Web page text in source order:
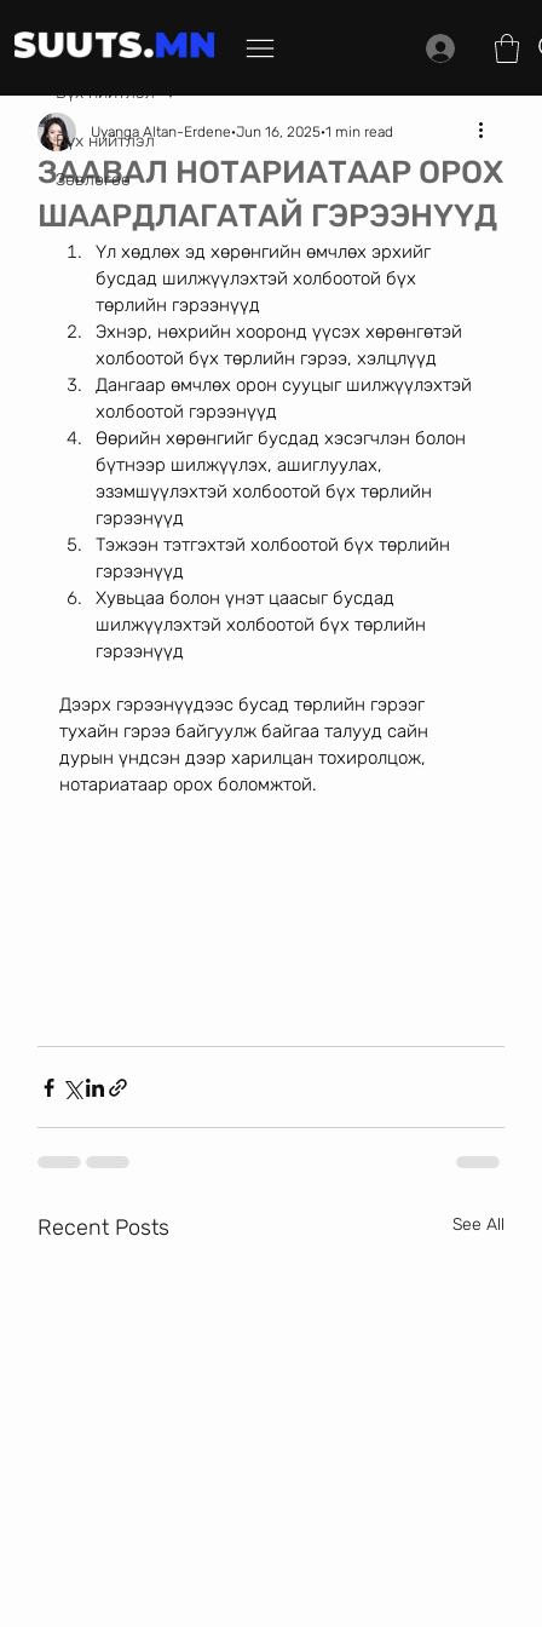
Бүх нийтлэл
Зөвлөгөө
Бүх нийтлэл
ЗААВАЛ НОТАРИАТААР ОРОХ
ШААРДЛАГАТАЙ ГЭРЭЭНҮҮД
Uyanga Altan-Erdene Jun 16, 2025 1 min read
Үл хөдлөх эд хөрөнгийн өмчлөх эрхийг
бусдад шилжүүлэхтэй холбоотой бүх
төрлийн гэрээнүүд
Эхнэр, нөхрийн хооронд үүсэх хөрөнгөтэй
холбоотой бүх төрлийн гэрээ, хэлцлүүд
Дангаар өмчлөх орон сууцыг шилжүүлэхтэй
холбоотой гэрээнүүд
Өөрийн хөрөнгийг бусдад хэсэгчлэн болон
бүтнээр шилжүүлэх, ашиглуулах,
эзэмшүүлэхтэй холбоотой бүх төрлийн
гэрээнүүд
Тэжээн тэтгэхтэй холбоотой бүх төрлийн
гэрээнүүд
Хувьцаа болон үнэт цаасыг бусдад
шилжүүлэхтэй холбоотой бүх төрлийн
гэрээнүүд
Дээрх гэрээнүүдээс бусад төрлийн гэрээг
тухайн гэрээ байгуулж байгаа талууд сайн
дурын үндсэн дээр харилцан тохиролцож,
нотариатаар орох боломжтой.
Recent Posts See All